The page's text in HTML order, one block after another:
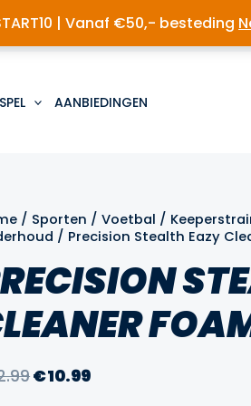
| Vanaf €50,- besteding
AANBIEDINGEN
/ Sporten /Voetbal /
/ Precision Stealth Eazy
Oorspronkelijke
€10.99Huidige